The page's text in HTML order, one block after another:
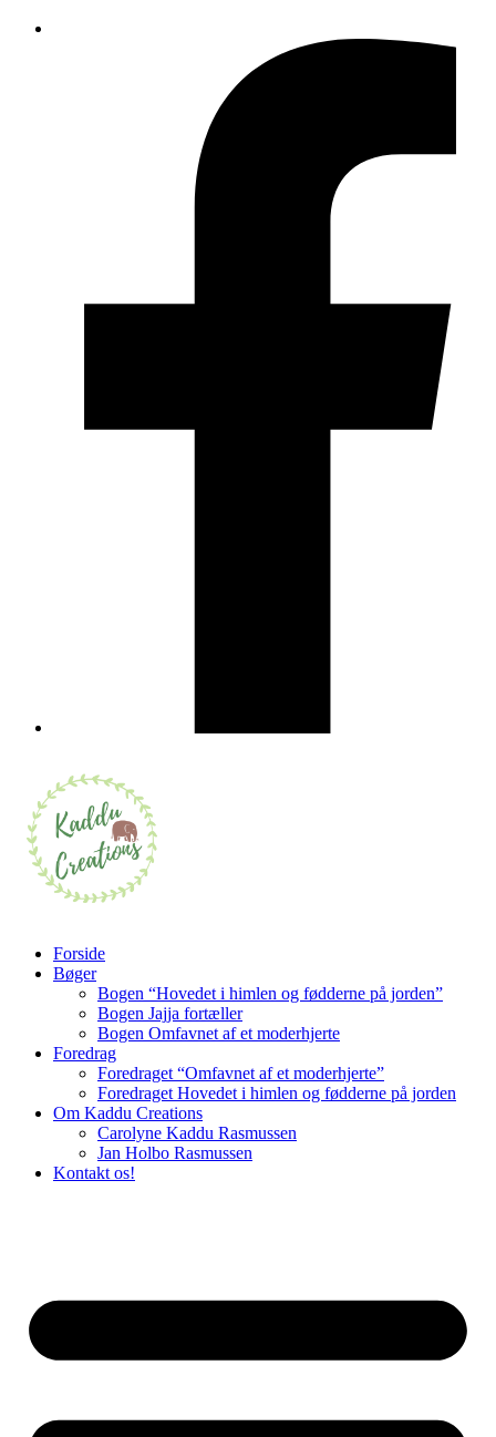
Forside
Bøger
Bogen “Hovedet i himlen og fødderne på jorden”
Bogen Jajja fortæller
Bogen Omfavnet af et moderhjerte
Foredrag
Foredraget “Omfavnet af et moderhjerte”
Foredraget Hovedet i himlen og fødderne på jorden
Om Kaddu Creations
Carolyne Kaddu Rasmussen
Jan Holbo Rasmussen
Kontakt os!